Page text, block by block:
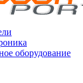
оборудование